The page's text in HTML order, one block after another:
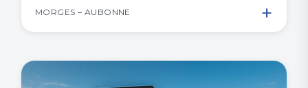
MORGES – AUBONNE +